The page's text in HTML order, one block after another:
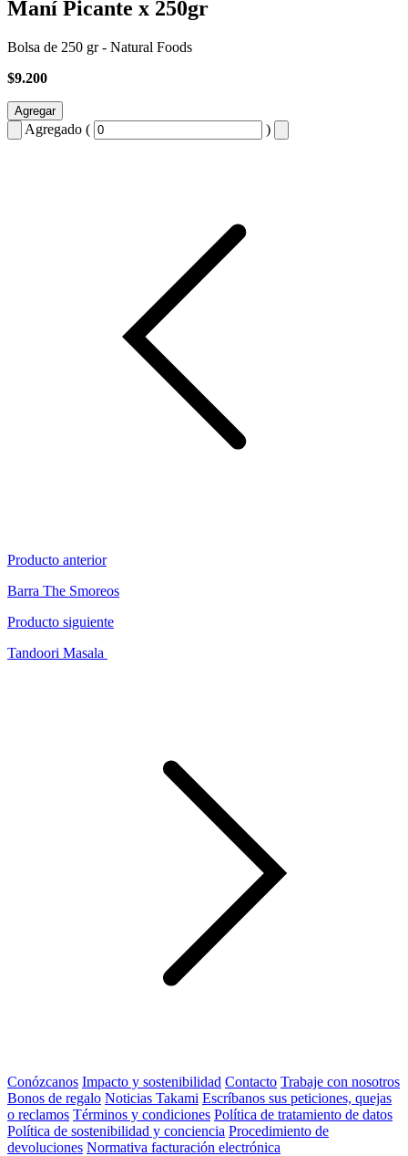
Maní Picante x 250gr
Bolsa de 250 gr - Natural Foods
$9.200
Agregar
Agregado ( )
Producto anterior
Barra The Smoreos
Producto siguiente
Tandoori Masala
Conózcanos Impacto y sostenibilidad Contacto Trabaje con nosotros
Bonos de regalo Noticias Takami Escríbanos sus peticiones, quejas
o reclamos Términos y condiciones Política de tratamiento de datos
Política de sostenibilidad y conciencia Procedimiento de
devoluciones Normativa facturación electrónica